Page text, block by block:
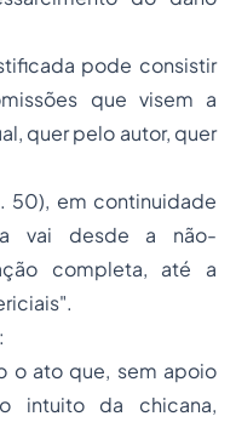
pode consistir
que visem a
quer pelo autor, quer
50), em continuidade
vai desde a não-
completa, até a
o ato que, sem apoio
intuito da chicana,